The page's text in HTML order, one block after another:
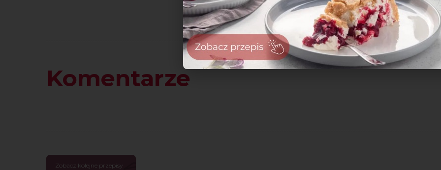
Komentarze
Zobacz kolejne przepisy